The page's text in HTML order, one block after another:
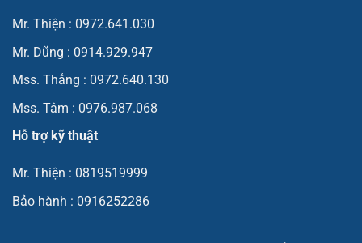
Mr. Thiện : 0972.641.030
Mr. Dũng : 0914.929.947
Mss. Thắng : 0972.640.130
Mss. Tâm : 0976.987.068
Hỗ trợ kỹ thuật
Mr. Thiện : 0819519999
Bảo hành : 0916252286